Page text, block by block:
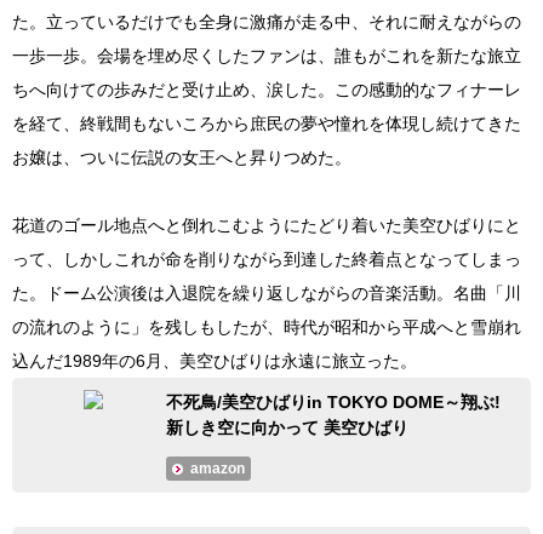
た。立っているだけでも全身に激痛が走る中、それに耐えながらの
一歩一歩。会場を埋め尽くしたファンは、誰もがこれを新たな旅立
ちへ向けての歩みだと受け止め、涙した。この感動的なフィナーレ
を経て、終戦間もないころから庶民の夢や憧れを体現し続けてきた
お嬢は、ついに伝説の女王へと昇りつめた。
花道のゴール地点へと倒れこむようにたどり着いた美空ひばりにと
って、しかしこれが命を削りながら到達した終着点となってしまっ
た。ドーム公演後は入退院を繰り返しながらの音楽活動。名曲「川
の流れのように」を残しもしたが、時代が昭和から平成へと雪崩れ
込んだ1989年の6月、美空ひばりは永遠に旅立った。
不死鳥/美空ひばりin TOKYO DOME～翔ぶ!
新しき空に向かって 美空ひばり
amazon